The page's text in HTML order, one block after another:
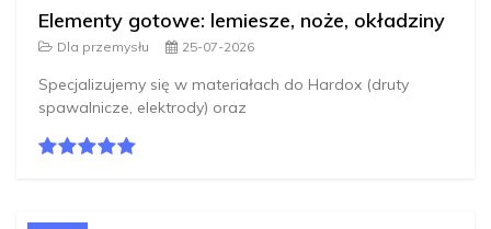
Elementy gotowe: lemiesze, noże, okładziny
Dla przemysłu 25-07-2026
Specjalizujemy się w materiałach do Hardox (druty
spawalnicze, elektrody) oraz